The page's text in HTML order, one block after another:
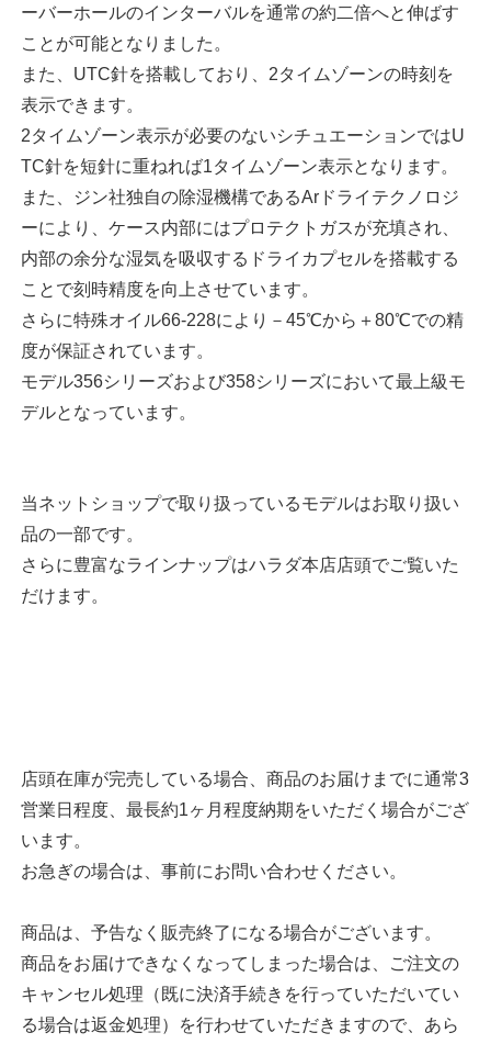
ーバーホールのインターバルを通常の約二倍へと伸ばす
ことが可能となりました。
また、UTC針を搭載しており、2タイムゾーンの時刻を
表示できます。
2タイムゾーン表示が必要のないシチュエーションではU
TC針を短針に重ねれば1タイムゾーン表示となります。
また、ジン社独自の除湿機構であるArドライテクノロジ
ーにより、ケース内部にはプロテクトガスが充填され、
内部の余分な湿気を吸収するドライカプセルを搭載する
ことで刻時精度を向上させています。
さらに特殊オイル66-228により－45℃から＋80℃での精
度が保証されています。
モデル356シリーズおよび358シリーズにおいて最上級モ
デルとなっています。
当ネットショップで取り扱っているモデルはお取り扱い
品の一部です。
さらに豊富なラインナップはハラダ本店店頭でご覧いた
だけます。
店頭在庫が完売している場合、商品のお届けまでに通常3
営業日程度、最長約1ヶ月程度納期をいただく場合がござ
います。
お急ぎの場合は、事前にお問い合わせください。
商品は、予告なく販売終了になる場合がございます。
商品をお届けできなくなってしまった場合は、ご注文の
キャンセル処理（既に決済手続きを行っていただいてい
る場合は返金処理）を行わせていただきますので、あら